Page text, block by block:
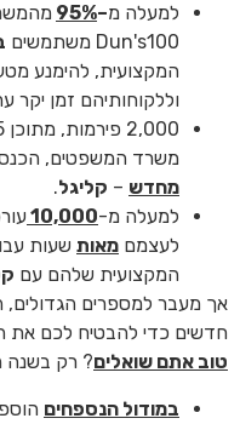
למעלה מ–
95%
Dun's100 משתמשים
המקצועית, להימנע
וללקוחותיהם זמן יקר
2,000 פירמות, מתוכן 25 הפירמות
משרד המשפטים,
מחדש – קליגל.
למעלה מ-10,000
לעצמם מאות שעות
המקצועית שלהם עם
אך מעבר למספרים הגדולים,
חדשים כדי להבטיח לכם את
טוב אתם שואלים? רק בשנה
במודול הנספחים